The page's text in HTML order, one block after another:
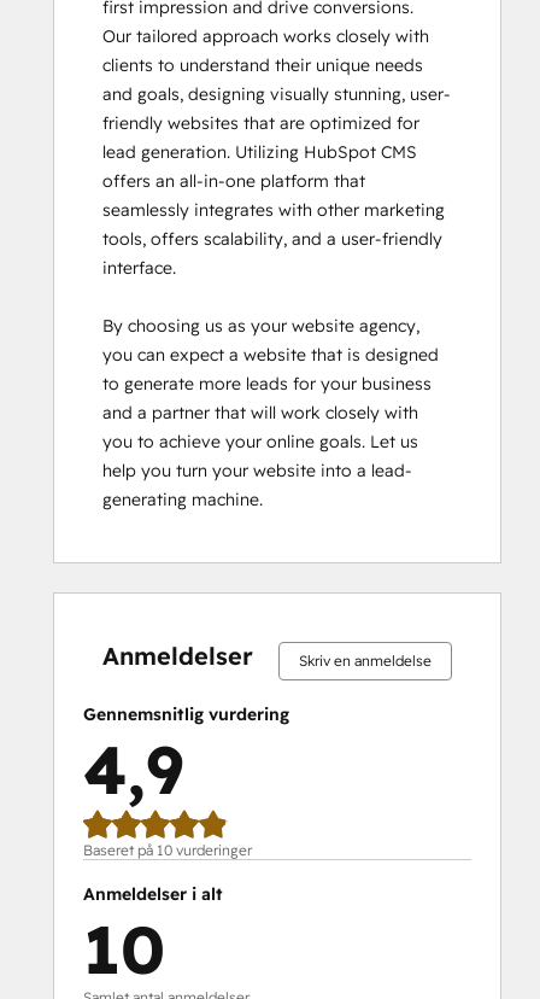
first impression and drive conversions.
Our tailored approach works closely with
clients to understand their unique needs
and goals, designing visually stunning, user-
friendly websites that are optimized for
lead generation. Utilizing HubSpot CMS
offers an all-in-one platform that
seamlessly integrates with other marketing
tools, offers scalability, and a user-friendly
interface.
By choosing us as your website agency,
you can expect a website that is designed
to generate more leads for your business
and a partner that will work closely with
you to achieve your online goals. Let us
help you turn your website into a lead-
generating machine.
Anmeldelser Skriv en anmeldelse
Gennemsnitlig vurdering
4,9
Baseret på 10 vurderinger
Anmeldelser i alt
10